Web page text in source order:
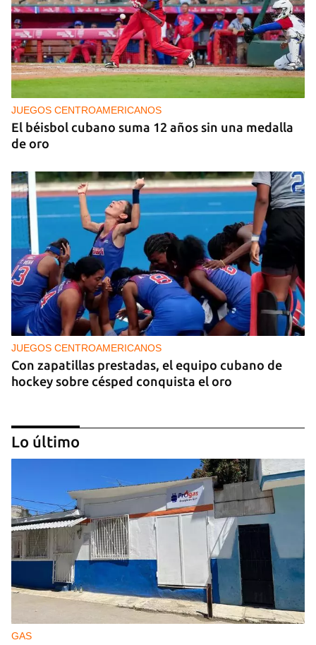
JUEGOS CENTROAMERICANOS
El béisbol cubano suma 12 años sin una medalla
de oro
JUEGOS CENTROAMERICANOS
Con zapatillas prestadas, el equipo cubano de
hockey sobre césped conquista el oro
DEPORTES
La lucha afianza a Cuba en el tercer lugar del
medallero en los Centroamericanos
Lo último
GAS